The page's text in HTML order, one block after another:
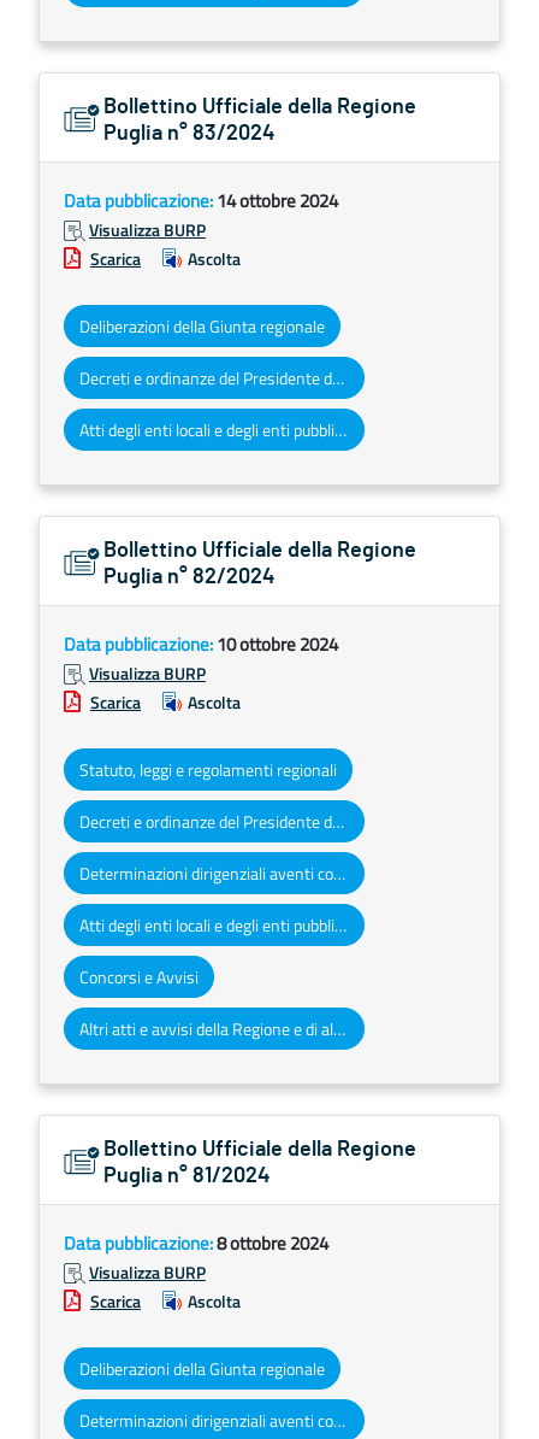
Bollettino Ufficiale della Regione
Puglia n° 83/2024
Data pubblicazione:14 ottobre 2024
Visualizza BURP
Scarica
Ascolta
Deliberazioni della Giunta regionale
Decreti e ordinanze del Presidente della Giunta regionale
Atti degli enti locali e degli enti pubblici e privati
Bollettino Ufficiale della Regione
Puglia n° 82/2024
Data pubblicazione:10 ottobre 2024
Visualizza BURP
Scarica
Ascolta
Statuto, leggi e regolamenti regionali
Decreti e ordinanze del Presidente della Giunta regionale
Determinazioni dirigenziali aventi contenuto di interesse generale
Atti degli enti locali e degli enti pubblici e privati
Concorsi e Avvisi
Altri atti e avvisi della Regione e di altri enti pubblici che interessano la collettività regionale
Bollettino Ufficiale della Regione
Puglia n° 81/2024
Data pubblicazione:8 ottobre 2024
Visualizza BURP
Scarica
Ascolta
Deliberazioni della Giunta regionale
Determinazioni dirigenziali aventi contenuto di interesse generale